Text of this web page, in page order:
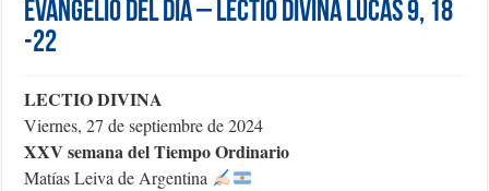
Evangelio del día – Lectio Divina Lucas 9, 18
-22
LECTIO DIVINA
Viernes, 27 de septiembre de 2024
XXV semana del Tiempo Ordinario
Matías Leiva de Argentina